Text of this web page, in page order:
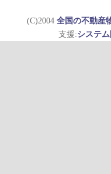
(C)2004 全国の不動産
支援:システ